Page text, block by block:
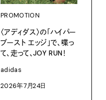
PROMOTION
〈アディダス〉の「ハイパー
ブースト エッジ」で、喋っ
て、走って、JOY RUN！
adidas
2026年7月24日